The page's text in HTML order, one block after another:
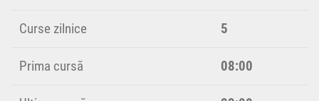
Curse zilnice 5
Prima cursă 08:00